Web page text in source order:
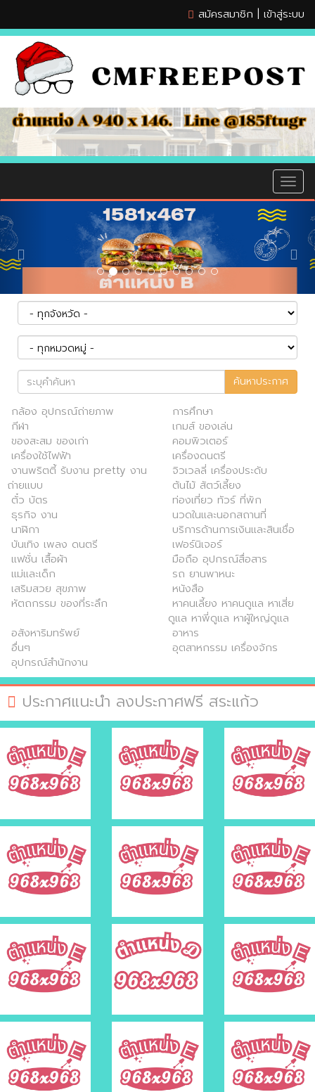
สมัครสมาชิก เข้าสู่ระบบ
MENU
ค้นหาประกาศ
กล้อง อุปกรณ์ถ่ายภาพ
การศึกษา
กีฬา
เกมส์ ของเล่น
ของสะสม ของเก่า
คอมพิวเตอร์
เครื่องใช้ไฟฟ้า
เครื่องดนตรี
งานพริตตี้ รับงาน pretty งาน
ถ่ายแบบ
จิวเวลลี่ เครื่องประดับ
ต้นไม้ สัตว์เลี้ยง
ตั๋ว บัตร
ท่องเที่ยว ทัวร์ ที่พัก
ธุรกิจ งาน
นวดในและนอกสถานที่
นาฬิกา
บริการด้านการเงินและสินเชื่อ
บันเทิง เพลง ดนตรี
เฟอร์นิเจอร์
แฟชั่น เสื้อผ้า
มือถือ อุปกรณ์สื่อสาร
แม่และเด็ก
รถ ยานพาหนะ
เสริมสวย สุขภาพ
หนังสือ
หัตถกรรม ของที่ระลึก
หาคนเลี้ยง หาคนดูแล หาเสี่ย
ดูแล หาพี่ดูแล หาผู้ใหญ่ดูแล
อสังหาริมทรัพย์
อาหาร
อื่นๆ
อุตสาหกรรม เครื่องจักร
อุปกรณ์สำนักงาน
ประกาศแนะนำ ลงประกาศฟรี สระแก้ว